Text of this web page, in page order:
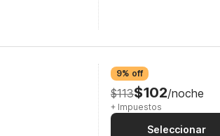
9% off
$113$102/noche
+ Impuestos
Seleccionar